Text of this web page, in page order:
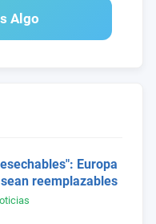
Algo
Europa
reemplazables